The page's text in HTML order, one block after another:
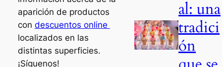
aparición de productos
con descuentos online
localizados en las
distintas superficies.
¡Síguenos!
al: una
tradici
ón